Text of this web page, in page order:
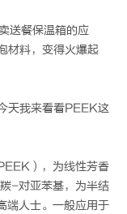
送餐保温箱的应
材料，变得火爆起
天我来看看PEEK这
），为线性芳香
-对亚苯基，为半结
端人士。一般应用于